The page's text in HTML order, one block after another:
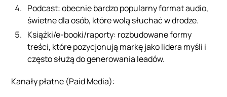
Podcast: obecnie bardzo popularny format audio,
świetne dla osób, które wolą słuchać w drodze.
Książki/e-booki/raporty: rozbudowane formy
treści, które pozycjonują markę jako lidera myśli i
często służą do generowania leadów.
Kanały płatne (Paid Media):